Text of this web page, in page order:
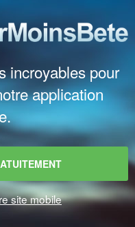
incroyables pour
application
site mobile